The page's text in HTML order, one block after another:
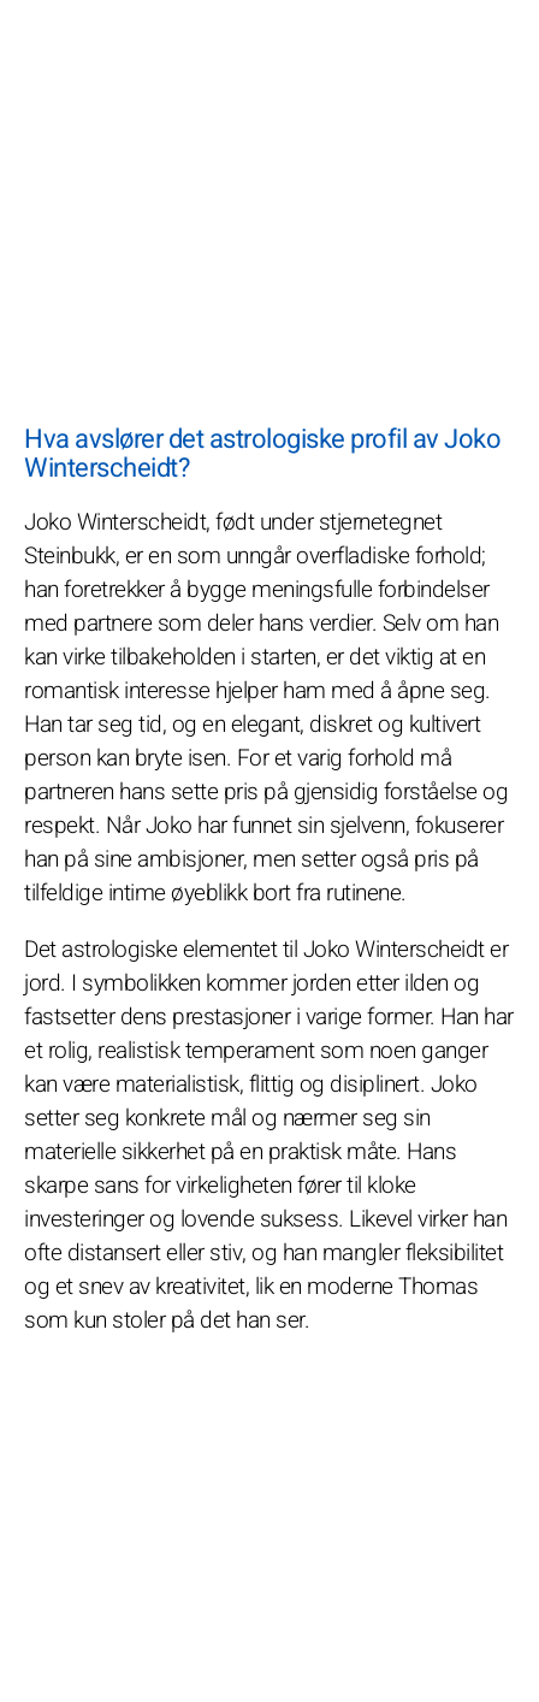
Hva avslører det astrologiske profil av Joko
Winterscheidt?
Joko Winterscheidt, født under stjernetegnet
Steinbukk, er en som unngår overfladiske forhold;
han foretrekker å bygge meningsfulle forbindelser
med partnere som deler hans verdier. Selv om han
kan virke tilbakeholden i starten, er det viktig at en
romantisk interesse hjelper ham med å åpne seg.
Han tar seg tid, og en elegant, diskret og kultivert
person kan bryte isen. For et varig forhold må
partneren hans sette pris på gjensidig forståelse og
respekt. Når Joko har funnet sin sjelvenn, fokuserer
han på sine ambisjoner, men setter også pris på
tilfeldige intime øyeblikk bort fra rutinene.
Det astrologiske elementet til Joko Winterscheidt er
jord. I symbolikken kommer jorden etter ilden og
fastsetter dens prestasjoner i varige former. Han har
et rolig, realistisk temperament som noen ganger
kan være materialistisk, flittig og disiplinert. Joko
setter seg konkrete mål og nærmer seg sin
materielle sikkerhet på en praktisk måte. Hans
skarpe sans for virkeligheten fører til kloke
investeringer og lovende suksess. Likevel virker han
ofte distansert eller stiv, og han mangler fleksibilitet
og et snev av kreativitet, lik en moderne Thomas
som kun stoler på det han ser.